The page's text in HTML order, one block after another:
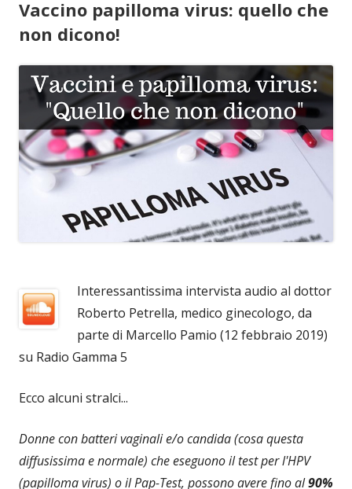
Vaccino papilloma virus: quello che
non dicono!
Interessantissima intervista audio al dottor
Roberto Petrella, medico ginecologo, da
parte di Marcello Pamio (12 febbraio 2019)
su Radio Gamma 5
Ecco alcuni stralci...
Donne con batteri vaginali e/o candida (cosa questa
diffusissima e normale) che eseguono il test per l'HPV
(papilloma virus) o il Pap-Test, possono avere fino al90%